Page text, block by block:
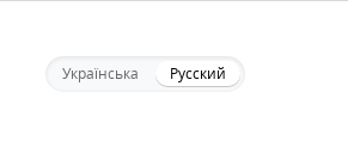
Українська Русский